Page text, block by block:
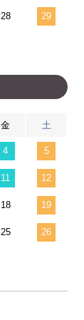
28 29
金 土
4 5
11 12
18 19
25 26